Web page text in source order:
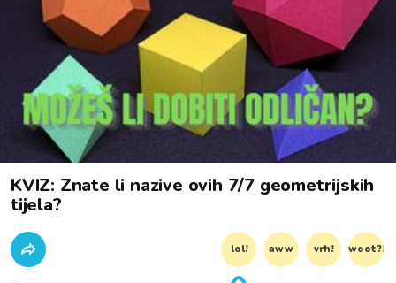
KVIZ: Znate li nazive ovih 7/7 geometrijskih
tijela?
lol! aww vrh! woot?!